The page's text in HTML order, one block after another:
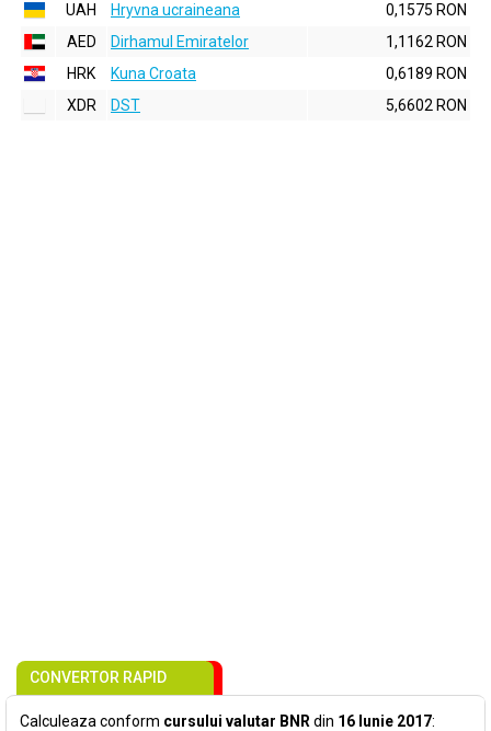
UAH
Hryvna ucraineana
0,1575 RON
AED
Dirhamul Emiratelor
1,1162 RON
HRK
Kuna Croata
0,6189 RON
XDR
DST 5,6602 RON
CONVERTOR RAPID
Calculeaza conform cursului valutar BNR din 16 Iunie 2017: